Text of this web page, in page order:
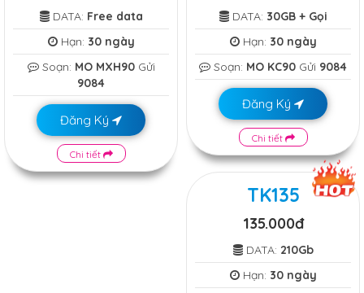
DATA: Free data
Hạn: 30 ngày
Soạn: MO MXH90Gửi
9084
Đăng Ký
Chi tiết
DATA: 30GB + Gọi
Hạn: 30 ngày
Soạn: MO KC90 Gửi 9084
Đăng Ký
Chi tiết
TK135
135.000đ
DATA: 210Gb
Hạn: 30 ngày